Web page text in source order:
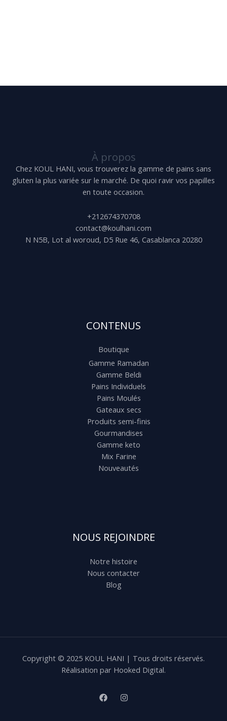
À propos
Chez KOUL HANI, vous trouverez la gamme de pains sans
gluten la plus variée sur le marché. De quoi ravir vos papilles
en toute occasion.
+212674370708
contact@koulhani.com
N N5B, Lot al woroud, D5 Rue 46, Casablanca 20280
CONTENUS
Boutique
Gamme Ramadan
Gamme Beldi
Pains Individuels
Pains Moulés
Gateaux secs
Produits semi-finis
Gourmandises
Gamme keto
Mix Farine
Nouveautés
NOUS REJOINDRE
Notre histoire
Nous contacter
Blog
Copyright © 2025 KOUL HANI | Tous droits réservés.
Réalisation par Hooked Digital.